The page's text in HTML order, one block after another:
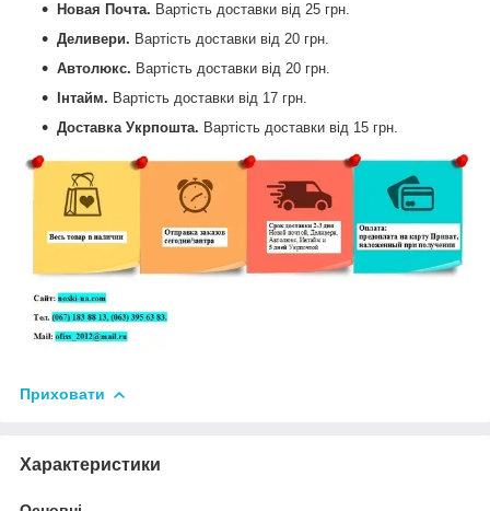
Новая Почта. Вартість доставки від 25 грн.
Деливери. Вартість доставки від 20 грн.
Автолюкс. Вартість доставки від 20 грн.
Інтайм. Вартість доставки від 17 грн.
Доставка Укрпошта. Вартість доставки від 15 грн.
Приховати
Характеристики